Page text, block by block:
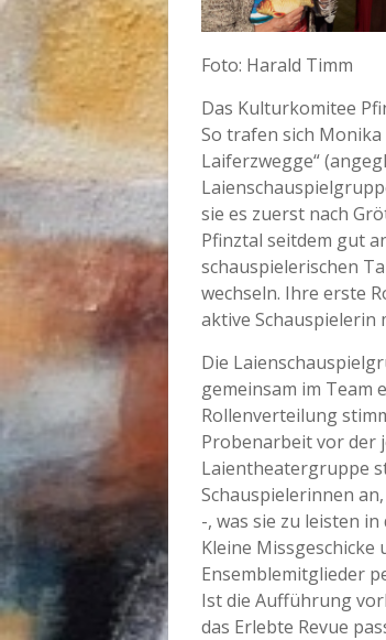
Foto: Harald Timm
Das Kulturkomitee
So trafen sich
Laiferzwegge“
sie es zuerst nach
Pfinztal seitdem gut
schauspielerischen
wechseln. Ihre erste
aktive Schauspielerin
Die
gemeinsam im Team
Rollenverteilung
Probenarbeit vor der
Laientheatergruppe
Schauspielerinnen
-, was sie zu leisten
Kleine
Ensemblemitglieder
Ist die Aufführung
das Erlebte Revue